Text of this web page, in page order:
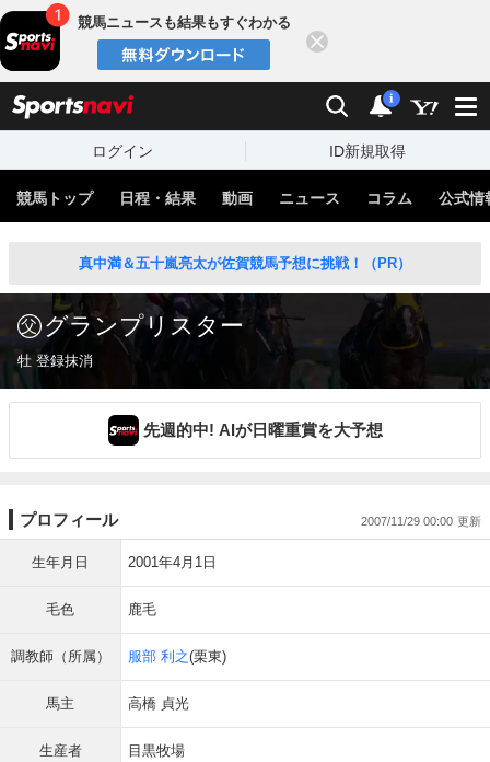
競馬ニュースも結果もすぐわかる
検索 通知
i
ログイン ID新規取得
競馬トップ 日程・結果 動画 ニュース コラム 公式情
真中満＆五十嵐亮太が佐賀競馬予想に挑戦！（PR）
グランプリスター
牡 登録抹消
先週的中! AIが日曜重賞を大予想
プロフィール 2007/11/29 00:00
生年月日 2001年4月1日
毛色 鹿毛
調教師（所属） 服部 利之(栗東)
馬主 高橋 貞光
生産者 目黒牧場